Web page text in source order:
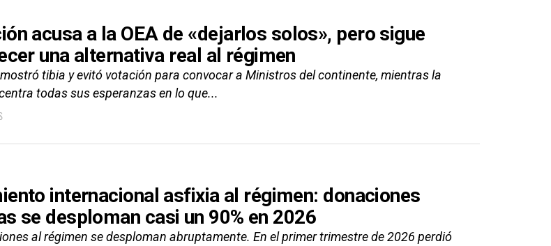
acusa a la OEA de «dejarlos solos», pero sigue
una alternativa real al régimen
mostró tibia y evitó votación para convocar a Ministros del continente, mientras la
todas sus esperanzas en lo que...
internacional asfixia al régimen: donaciones
se desploman casi un 90% en 2026
al régimen se desploman abruptamente. En el primer trimestre de 2026 perdió